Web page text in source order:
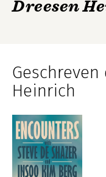
Dreesen
Heinrich